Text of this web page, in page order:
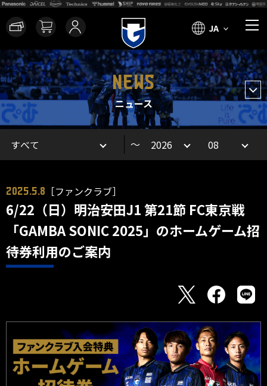
JA
NEWS
ニュース
～
2025.5.8 ［ファンクラブ］
6/22（日）明治安田J1 第21節 FC東京戦
「GAMBA SONIC 2025」のホームゲーム招
待券利用のご案内